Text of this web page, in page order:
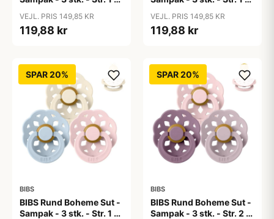
VEJL. PRIS 149,85 KR
119,88 kr
VEJL. PRIS 149,85 KR
119,88 kr
SPAR 20%
BIBS
BIBS Rund Boheme Sut -
Sampak - 3 stk. - Str. 1 -
SPAR 20%
BIBS
BIBS Rund Boheme Sut -
Sampak - 3 stk. - Str. 2 -